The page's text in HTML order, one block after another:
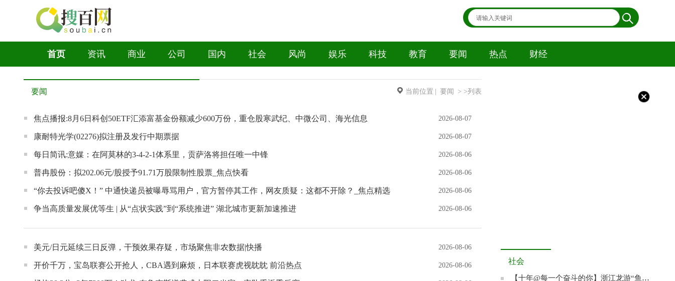
首页 资讯 商业 公司 国内 社会 风尚 娱乐 科技 教育 要闻 热点 财经
要闻 当前位置 | 要闻 > >列表
焦点播报:8月6日科创50ETF汇添富基金份额减少600万份，重仓股寒武纪、中微公司、海光信息 2026-08-07
康耐特光学(02276)拟注册及发行中期票据 2026-08-07
每日简讯:意媒：在阿莫林的3-4-2-1体系里，贡萨洛将担任唯一中锋 2026-08-06
普冉股份：拟202.06元/股授予91.71万股限制性股票_焦点快看 2026-08-06
“你去投诉吧傻X！” 中通快递员被曝辱骂用户，官方暂停其工作，网友质疑：这都不开除？_焦点精选 2026-08-06
争当高质量发展优等生 | 从“点状实践”到“系统推进” 湖北城市更新加速推进 2026-08-06
美元/日元延续三日反弹，干预效果存疑，市场聚焦非农数据|快播 2026-08-06
开价千万，宝岛联赛公开抢人，CBA遇到麻烦，日本联赛虎视眈眈 前沿热点 2026-08-06 社会
【十年@每一个奋斗的你】浙江龙游“鱼王”张双其：愿为农村养出一条“共富鱼”